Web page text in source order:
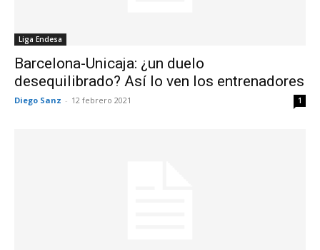
Liga Endesa
Barcelona-Unicaja: ¿un duelo
desequilibrado? Así lo ven los entrenadores
Diego Sanz - 12 febrero 2021 1